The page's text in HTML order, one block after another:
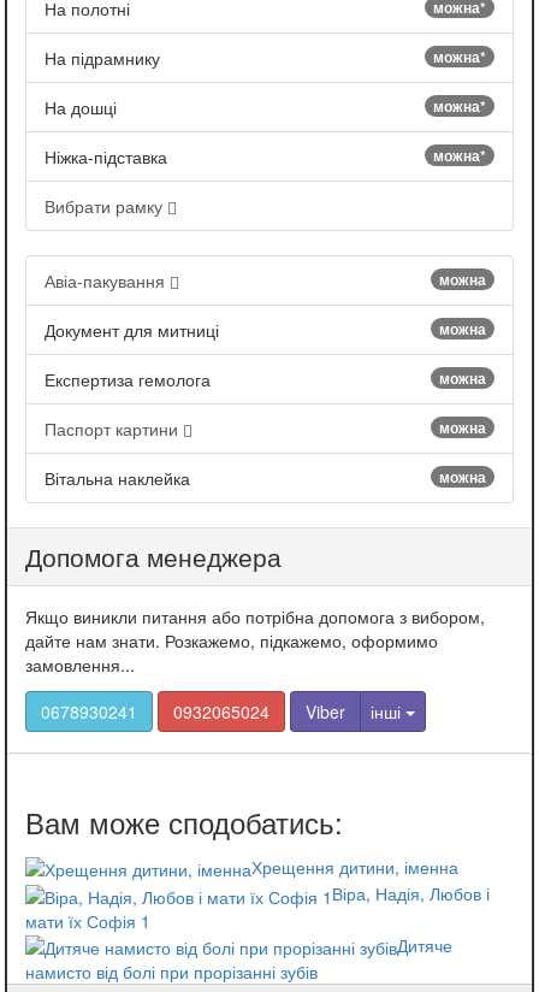
можна*
На полотні
можна*
На підрамнику
можна*
На дошці
можна*
Ніжка-підставка
Вибрати рамку
можна
Авіа-пакування
можна
Документ для митниці
можна
Експертиза гемолога
можна
Паспорт картини
можна
Вітальна наклейка
Допомога менеджера
Якщо виникли питання або потрібна допомога з вибором,
дайте нам знати. Розкажемо, підкажемо, оформимо
замовлення...
0678930241
0932065024 Viber інші
Хрещення дитини, іменна
Віра, Надія, Любов і
мати їх Софія 1
Дитяче
намисто від болі при прорізанні зубів